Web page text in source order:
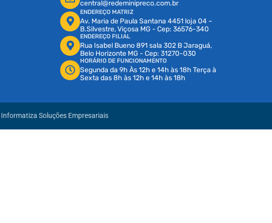
central@redeminipreco.com.br
ENDEREÇO MATRIZ
Av. Maria de Paula Santana 4451 loja 04 –
B.Silvestre, Viçosa MG - Cep: 36576-340
ENDEREÇO FILIAL
Rua Isabel Bueno 891 sala 302 B Jaraguá,
Belo Horizonte MG - Cep: 31270-030
HORÁRIO DE FUNCIONAMENTO
Segunda da 9h Às 12h e 14h às 18h Terça à
Sexta das 8h às 12h e 14h às 18h
Informatiza Soluções Empresariais